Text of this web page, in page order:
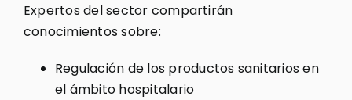
Expertos del sector compartirán
conocimientos sobre:
Regulación de los productos sanitarios en
el ámbito hospitalario